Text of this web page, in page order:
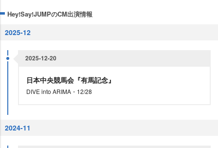
Hey!Say!JUMPのCM出演情報
2025-12
2025-12-20
日本中央競馬会『有馬記念』
DIVE into ARIMA・12/28
2024-11